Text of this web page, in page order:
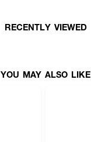
RECENTLY VIEWED
YOU MAY ALSO LIKE